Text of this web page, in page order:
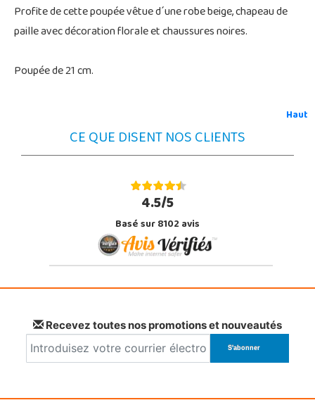
Profite de cette poupée vêtue d´une robe beige, chapeau de
paille avec décoration florale et chaussures noires.
Poupée de 21 cm.
Haut
CE QUE DISENT NOS CLIENTS
4.5/5
Basé sur 8102 avis
Recevez toutes nos promotions et nouveautés